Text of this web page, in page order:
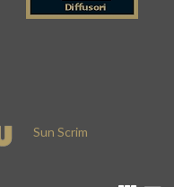
Sun Scrim